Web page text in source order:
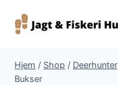
Hjem / Shop / Deerhunter
Bukser